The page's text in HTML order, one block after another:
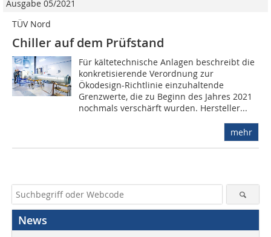
Ausgabe 05/2021
TÜV Nord
Chiller auf dem Prüfstand
Für kältetechnische Anlagen beschreibt die
konkretisierende Verordnung zur
Ökodesign-Richtlinie einzuhaltende
Grenzwerte, die zu Beginn des Jahres 2021
nochmals verschärft wurden. Hersteller...
mehr
News